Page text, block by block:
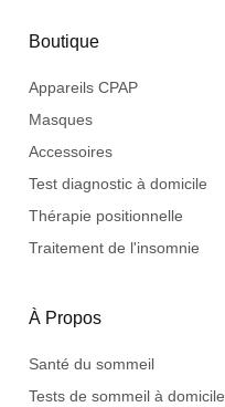
Boutique
Appareils CPAP
Masques
Accessoires
Test diagnostic à domicile
Thérapie positionnelle
Traitement de l'insomnie
À Propos
Santé du sommeil
Tests de sommeil à domicile